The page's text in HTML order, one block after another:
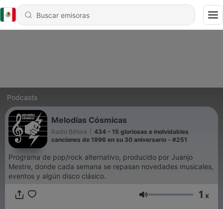
Podcasts
Melodías Cósmicas
Radio Bétera
434 - 15 gloriosas e inolvidables
canciones de 1996 en su 30 aniversario - #251
Programa de pop/rock alternativo, producido por Juanjo
Mestre, donde cada semana se repasan novedades musicales,
eventos y algún disco clásico.
Volumen 1 x